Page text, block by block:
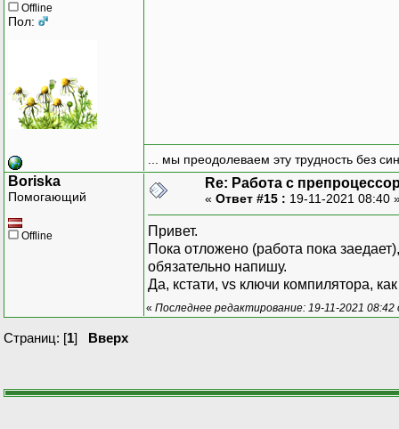
Offline
Пол:
... мы преодолеваем эту трудность без
Boriska
Помогающий
Offline
Re: Работа с
« Ответ #15 : 19-11-2021 08:40
Привет.
Пока отложено (работа пока
обязательно напишу.
Да, кстати, vs ключи компилятора,
« Последнее редактирование: 19-11-2021 08:42
Страниц: [1] Вверх